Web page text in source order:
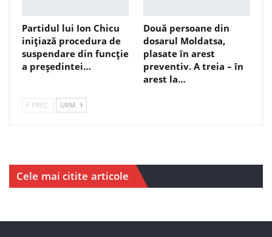
Partidul lui Ion Chicu
inițiază procedura de
suspendare din funcție
a președintei…
Două persoane din
dosarul Moldatsa,
plasate în arest
preventiv. A treia – în
arest la…
PREC. URM.
Cele mai citite articole